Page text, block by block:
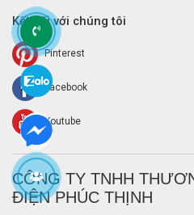
Kết nối với chúng tôi
Pinterest
Facebook
Youtube
CÔNG TY TNHH
ĐIỆN PHÚC THỊNH